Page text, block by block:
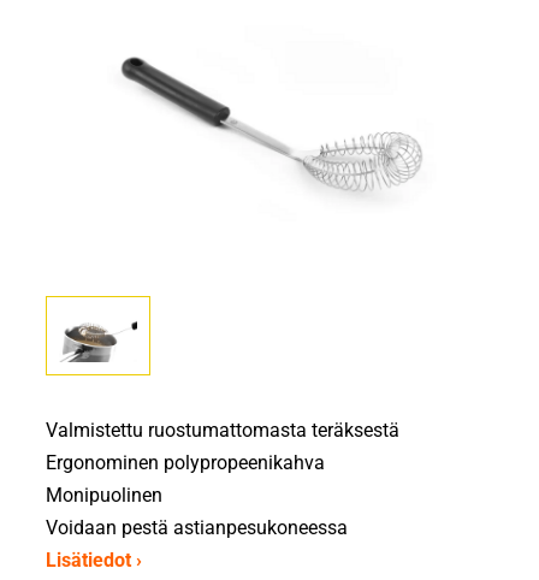
Valmistettu ruostumattomasta teräksestä
Ergonominen polypropeenikahva
Monipuolinen
Voidaan pestä astianpesukoneessa
Lisätiedot ›